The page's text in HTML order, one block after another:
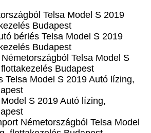
Telsa Model S 2019
Budapest
bérlés Telsa Model S 2019
Budapest
Telsa Model S
Budapest
Telsa Model S 2019 Autó lízing,
S 2019 Autó lízing,
Németországból Telsa Model